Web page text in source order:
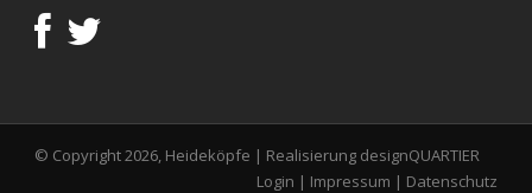
© Copyright 2026, Heideköpfe | Realisierung designQUARTIER
Login | Impressum | Datenschutz